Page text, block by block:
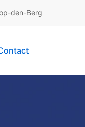
den-Berg